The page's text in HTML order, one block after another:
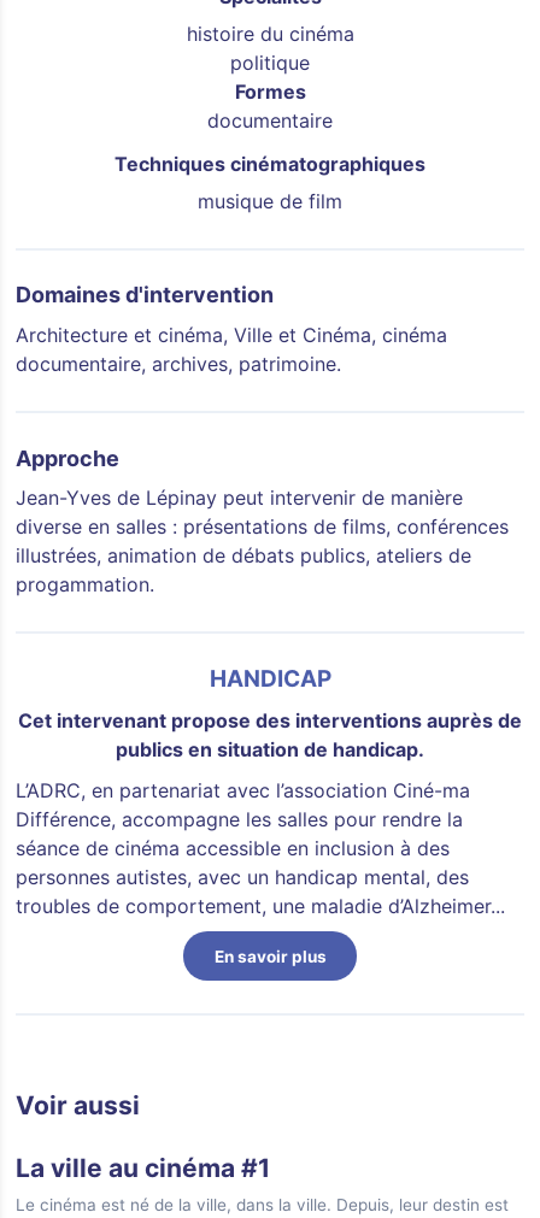
histoire du cinéma
politique
Formes
documentaire
Techniques cinématographiques
musique de film
Domaines d'intervention
Architecture et cinéma, Ville et Cinéma, cinéma
documentaire, archives, patrimoine.
Approche
Jean-Yves de Lépinay peut intervenir de manière
diverse en salles : présentations de films, conférences
illustrées, animation de débats publics, ateliers de
progammation.
HANDICAP
Cet intervenant propose des interventions auprès de
publics en situation de handicap.
L’ADRC, en partenariat avec l’association Ciné-ma
Différence, accompagne les salles pour rendre la
séance de cinéma accessible en inclusion à des
personnes autistes, avec un handicap mental, des
troubles de comportement, une maladie d’Alzheimer...
En savoir plus
Voir aussi
La ville au cinéma #1
Le cinéma est né de la ville, dans la ville. Depuis, leur destin est